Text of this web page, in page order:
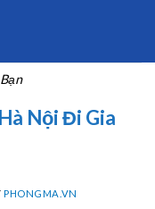
Nội Đi Gia
PHONGMA.VN